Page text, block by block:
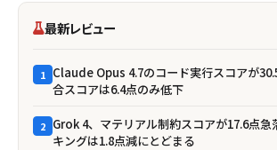
最新レビュー
1 Claude Opus 4.7のコード実行スコアが
合スコアは6.4点のみ低下
2 Grok 4、マテリアル制約スコアが17.6点急落
キングは1.8点減にとどまる